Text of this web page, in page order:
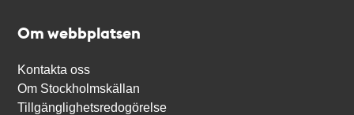
Om webbplatsen
Kontakta oss
Om Stockholmskällan
Tillgänglighetsredogörelse